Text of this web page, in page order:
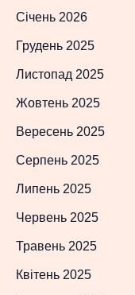
Січень 2026
Грудень 2025
Листопад 2025
Жовтень 2025
Вересень 2025
Серпень 2025
Липень 2025
Червень 2025
Травень 2025
Квітень 2025